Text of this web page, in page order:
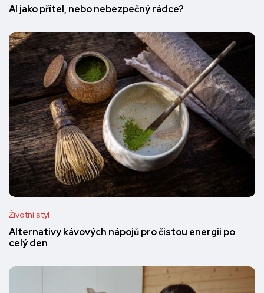
AI jako přítel, nebo nebezpečný rádce?
Životní styl
Alternativy kávových nápojů pro čistou energii po
celý den